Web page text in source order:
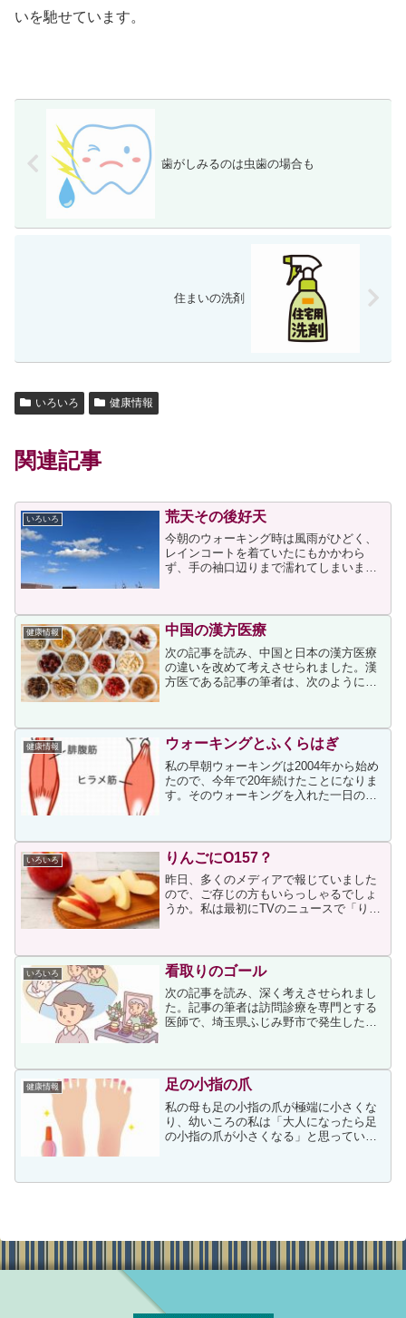
いを馳せています。
歯がしみるのは虫歯の場合も
住まいの洗剤
いろいろ 健康情報
関連記事
いろいろ 荒天その後好天
今朝のウォーキング時は風雨がひどく、
レインコートを着ていたにもかかわら
ず、手の袖口辺りまで濡れてしまいまし
に加えてレインコートとレインパンツに
よって蒸されて汗ビッショリ...
健康情報 中国の漢方医療
次の記事を読み、中国と日本の漢方医療
の違いを改めて考えさせられました。漢
方医である記事の筆者は、次のように述
うあるべきです。数千年前、あるいは数
百年前のやり方で止まってし...
健康情報 ウォーキングとふくらはぎ
私の早朝ウォーキングは2004年から始め
たので、今年で20年続けたことになりま
す。そのウォーキングを入れた一日の歩
前より太くなっているのに気づきまし
た。太くなったふ...
いろいろ りんごにO157？
昨日、多くのメディアで報じていました
ので、ご存じの方もいらっしゃるでしょ
うか。私は最初にTVのニュースで「りん
め他が聞き取れず、「りんごの中が汚染
されていた？」と疑問の...
いろいろ 看取りのゴール
次の記事を読み、深く考えさせられまし
た。記事の筆者は訪問診療を専門とする
医師で、埼玉県ふじみ野市で発生した立
述べています。私は読みながら、筆者の
ような医師と関わることが...
健康情報 足の小指の爪
私の母も足の小指の爪が極端に小さくな
り、幼いころの私は「大人になったら足
の小指の爪が小さくなる」と思っていま
たのかと思っていたところ、次の記事が